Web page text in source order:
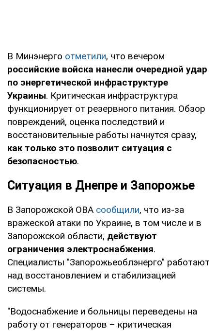
В Минэнерго отметили, что вечером
российские войска нанесли очередной удар
по энергетической инфраструктуре
Украины. Критическая инфраструктура
функционирует от резервного питания. Обзор
повреждений, оценка последствий и
восстановительные работы начнутся сразу,
как только это позволит ситуация с
безопасностью.
Ситуация в Днепре и Запорожье
В Запорожской ОВА сообщили, что из-за
вражеской атаки по Украине, в том числе и в
Запорожской области, действуют
ограничения электроснабжения.
Специалисты "Запорожьеоблэнерго" работают
над восстановлением и стабилизацией
системы.
"Водоснабжение и больницы переведены на
работу от генераторов – критическая